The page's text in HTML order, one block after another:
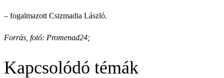
– fogalmazott Csizmadia László.
Forrás, fotó: Promenad24;
Kapcsolódó témák